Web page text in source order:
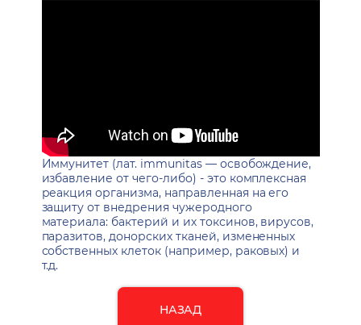
Иммунитет (лат. immunitas — освобождение,
избавление от чего-либо) - это комплексная
реакция организма, направленная на его
защиту от внедрения чужеродного
материала: бактерий и их токсинов, вирусов,
паразитов, донорских тканей, измененных
собственных клеток (например, раковых) и
т.д.
НАЗАД